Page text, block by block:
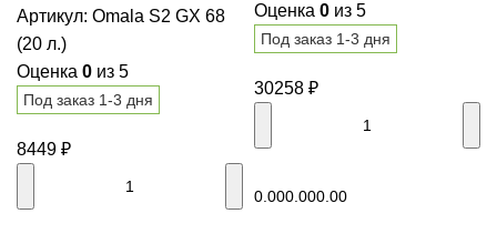
Артикул: Omala S2 GX 68
(20 л.)
Оценка 0 из 5
Под заказ 1-3 дня
8449 ₽
Оценка 0 из 5
Под заказ 1-3 дня
30258 ₽
0.000.000.00